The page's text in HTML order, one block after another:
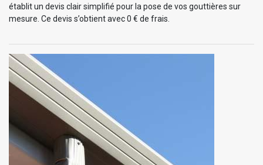
établit un devis clair simplifié pour la pose de vos gouttières sur
mesure. Ce devis s’obtient avec 0 € de frais.